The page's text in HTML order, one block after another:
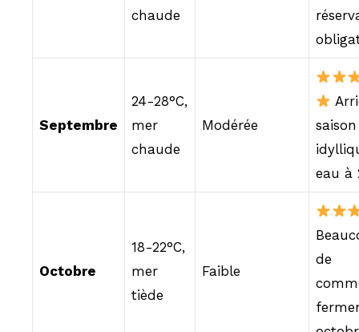
chaude
Septembre
24-28°C,
mer
chaude
Modérée
saison
eau à
Octobre
18-22°C,
mer
tiède
Faible
de